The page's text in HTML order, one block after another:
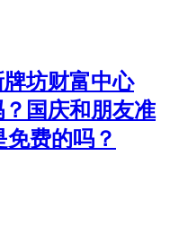
坊财富中心
国庆和朋友准
费的吗？